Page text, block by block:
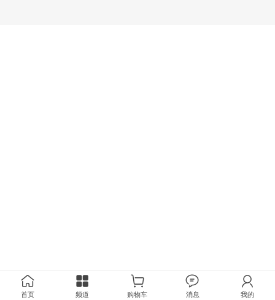
首页 频道 购物车 消息 我的